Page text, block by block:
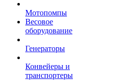
Мотопомпы
Весовое
оборудование
Генераторы
Конвейеры и
транспортеры